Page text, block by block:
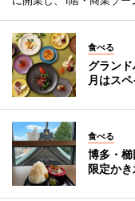
食べる
グラン
月はス
食べる
博多・
限定か